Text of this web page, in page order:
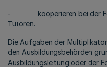
- kooperieren bei der
Tutoren.
Die Aufgaben der
den Ausbildungsbehörden
Ausbildungsleitung oder der